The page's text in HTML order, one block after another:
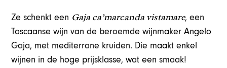
Ze schenkt een Gaja ca’marcanda vistamare, een
Toscaanse wijn van de beroemde wijnmaker Angelo
Gaja, met mediterrane kruiden. Die maakt enkel
wijnen in de hoge prijsklasse, wat een smaak!